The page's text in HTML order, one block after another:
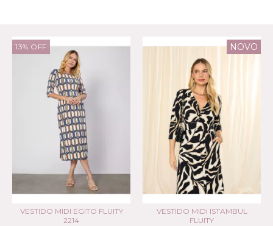
13% OFF
VESTIDO MIDI EGITO FLUITY
2214
NOVO
VESTIDO MIDI ISTAMBUL
FLUITY